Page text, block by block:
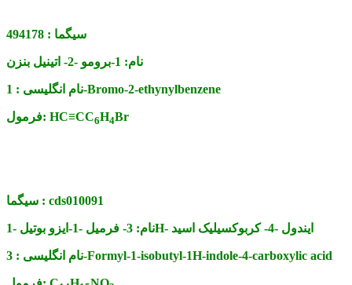
سیگما : 494178
نام: 1-برومو -2- اتینیل بنزن
نام انگلیسی :1-Bromo-2-ethynylbenzene
فرمول: HC≡CC6H4Br
سیگما : cds010091
نام: 3- فرمیل -1-ایزو بوتیل -1H- ایندول -4- کربوکسیلیک اسید
نام انگلیسی :3-Formyl-1-isobutyl-1H-indole-4-carboxylic acid